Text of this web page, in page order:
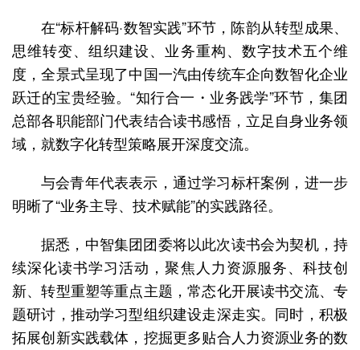
在“标杆解码·数智实践”环节，陈韵从转型成果、
思维转变、组织建设、业务重构、数字技术五个维
度，全景式呈现了中国一汽由传统车企向数智化企业
跃迁的宝贵经验。“知行合一・业务践学”环节，集团
总部各职能部门代表结合读书感悟，立足自身业务领
域，就数字化转型策略展开深度交流。
与会青年代表表示，通过学习标杆案例，进一步
明晰了“业务主导、技术赋能”的实践路径。
据悉，中智集团团委将以此次读书会为契机，持
续深化读书学习活动，聚焦人力资源服务、科技创
新、转型重塑等重点主题，常态化开展读书交流、专
题研讨，推动学习型组织建设走深走实。同时，积极
拓展创新实践载体，挖掘更多贴合人力资源业务的数